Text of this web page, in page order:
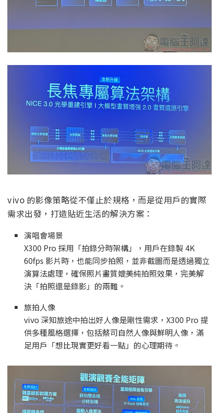
vivo 的影像策略從不僅止於規格，而是從用戶的實際
需求出發，打造貼近生活的解決方案：
演唱會場景
X300 Pro 採用「拍錄分時架構」，用戶在錄製 4K
60fps 影片時，也能同步拍照，並非截圖而是透過獨立
演算法處理，確保照片畫質媲美純拍照效果，完美解
決「拍照還是錄影」的兩難。
旅拍人像
vivo 深知旅途中拍出好人像是剛性需求，X300 Pro 提
供多種風格選擇，包括蔡司自然人像與鮮明人像，滿
足用戶「想比現實更好看一點」的心理期待。